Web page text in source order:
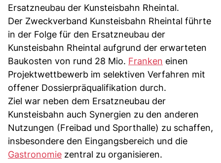
Ersatzneubau der Kunsteisbahn Rheintal.
Der Zweckverband Kunsteisbahn Rheintal führte
in der Folge für den Ersatzneubau der
Kunsteisbahn Rheintal aufgrund der erwarteten
Baukosten von rund 28 Mio. Franken einen
Projektwettbewerb im selektiven Verfahren mit
offener Dossierpräqualifikation durch.
Ziel war neben dem Ersatzneubau der
Kunsteisbahn auch Synergien zu den anderen
Nutzungen (Freibad und Sporthalle) zu schaffen,
insbesondere den Eingangsbereich und die
Gastronomie zentral zu organisieren.